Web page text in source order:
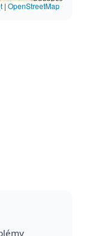
| OpenStreetMap